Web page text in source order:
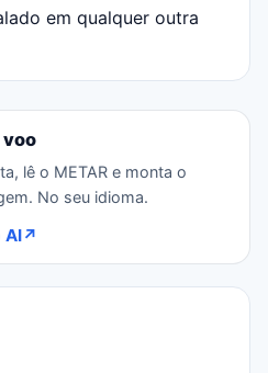
em qualquer outra
voo
lê o METAR e monta o
No seu idioma.
AI↗